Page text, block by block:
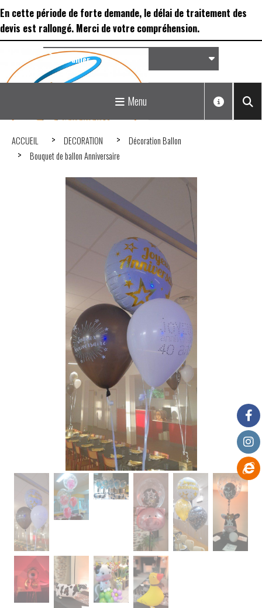
En cette période de forte demande, le délai de traitement des
devis est rallongé. Merci de votre compréhension.
Matériel de réception &
Déco...
Panier
Menu
ACCUEIL DECORATION
Décoration Ballon
Bouquet de ballon Anniversaire